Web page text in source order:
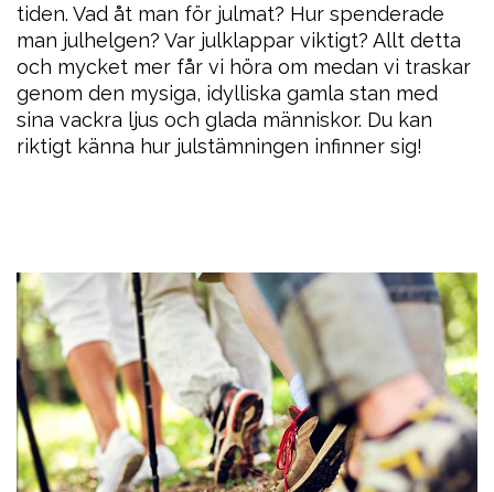
tiden. Vad åt man för julmat? Hur spenderade
man julhelgen? Var julklappar viktigt? Allt detta
och mycket mer får vi höra om medan vi traskar
genom den mysiga, idylliska gamla stan med
sina vackra ljus och glada människor. Du kan
riktigt känna hur julstämningen infinner sig!